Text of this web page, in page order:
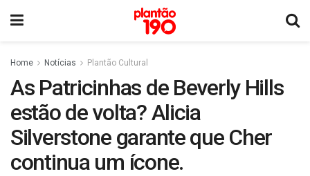
Home Notícias Plantão Cultural
As Patricinhas de Beverly Hills
estão de volta? Alicia
Silverstone garante que Cher
continua um ícone.